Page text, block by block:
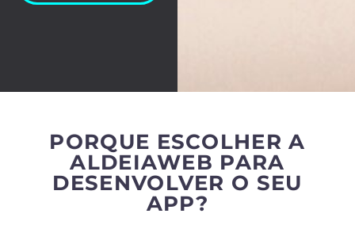
PORQUE ESCOLHER A
ALDEIAWEB PARA
DESENVOLVER O SEU
APP?